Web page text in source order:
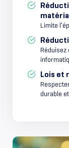
Limite
Lois et
durable